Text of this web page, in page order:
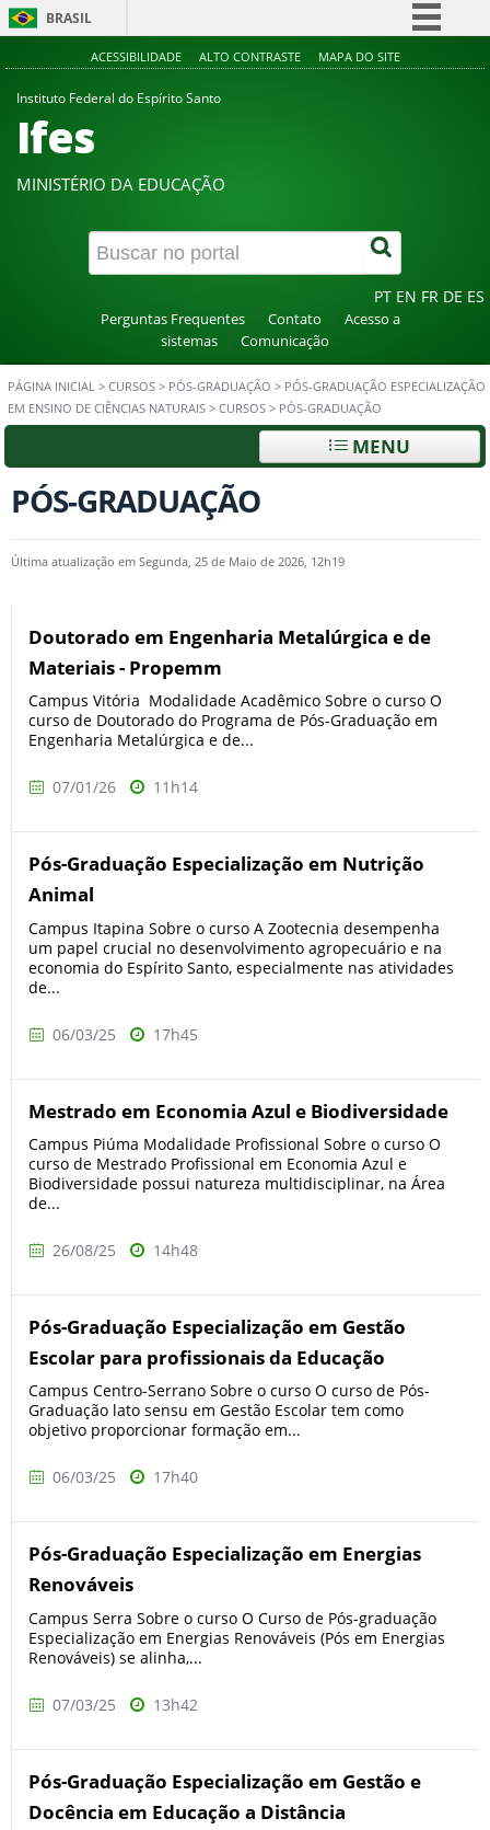
BRASIL
Simplifique!
Canais
ACESSIBILIDADE ALTO CONTRASTE MAPA DO SITE
Instituto Federal do Espírito Santo
Ifes
MINISTÉRIO DA EDUCAÇÃO
PT EN FR DE ES
Perguntas Frequentes Contato
Acesso a
sistemas
Comunicação
PÁGINA INICIAL > CURSOS > PÓS-GRADUAÇÃO > PÓS-GRADUAÇÃO ESPECIALIZAÇÃO
EM ENSINO DE CIÊNCIAS NATURAIS > CURSOS > PÓS-GRADUAÇÃO
MENU
PÓS-GRADUAÇÃO
Última atualização em Segunda, 25 de Maio de 2026, 12h19
Doutorado em Engenharia Metalúrgica e de
Materiais - Propemm
Campus Vitória Modalidade Acadêmico Sobre o curso O
curso de Doutorado do Programa de Pós-Graduação em
Engenharia Metalúrgica e de...
07/01/26 11h14
Pós-Graduação Especialização em Nutrição
Animal
Campus Itapina Sobre o curso A Zootecnia desempenha
um papel crucial no desenvolvimento agropecuário e na
economia do Espírito Santo, especialmente nas atividades
de...
06/03/25 17h45
Mestrado em Economia Azul e Biodiversidade
Campus Piúma Modalidade Profissional Sobre o curso O
curso de Mestrado Profissional em Economia Azul e
Biodiversidade possui natureza multidisciplinar, na Área
de...
26/08/25 14h48
Pós-Graduação Especialização em Gestão
Escolar para profissionais da Educação
Campus Centro-Serrano Sobre o curso O curso de Pós-
Graduação lato sensu em Gestão Escolar tem como
objetivo proporcionar formação em...
06/03/25 17h40
Pós-Graduação Especialização em Energias
Renováveis
Campus Serra Sobre o curso O Curso de Pós-graduação
Especialização em Energias Renováveis (Pós em Energias
Renováveis) se alinha,...
07/03/25 13h42
Pós-Graduação Especialização em Gestão e
Docência em Educação a Distância